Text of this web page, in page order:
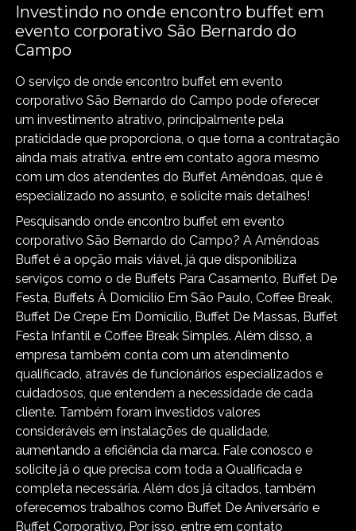
Investindo no onde encontro buffet em
evento corporativo São Bernardo do
Campo
O serviço de onde encontro buffet em evento
corporativo São Bernardo do Campo pode oferecer
um investimento atrativo, principalmente pela
praticidade que proporciona, o que torna a contratação
ainda mais atrativa. entre em contato agora mesmo
com um dos atendentes do Buffet Amêndoas, que é
especializado no assunto, e solicite mais detalhes!
Pesquisando onde encontro buffet em evento
corporativo São Bernardo do Campo? A Amêndoas
Buffet é a opção mais viável, já que disponibiliza
serviços como o de Buffets Para Casamento, Buffet De
Festa, Buffets À Domicilío Em São Paulo, Coffee Break,
Buffet De Crepe Em Domicílio, Buffet De Massas, Buffet
Festa Infantil e Coffee Break Simples. Além disso, a
empresa também conta com um atendimento
qualificado, através de funcionários especializados e
cuidadosos, que entendem a necessidade de cada
cliente. Também foram investidos valores
consideráveis em instalações de qualidade,
aumentando a eficiência da marca. Fale conosco e
solicite já o que precisa com toda a Qualificada e
completa necessária. Além dos já citados, também
oferecemos trabalhos como Buffet De Aniversário e
Buffet Corporativo. Por isso, entre em contato